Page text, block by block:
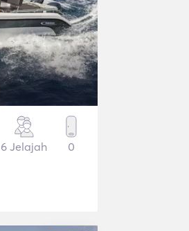
6 Jelajah 0